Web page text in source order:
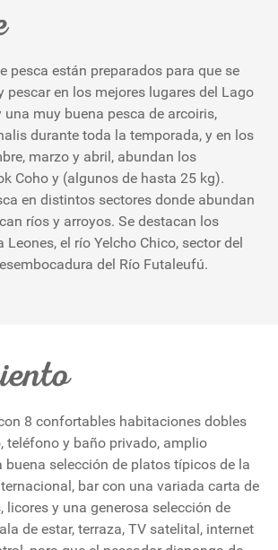
pesca están preparados para que se
pescar en los mejores lugares del Lago
una muy buena pesca de arcoiris,
durante toda la temporada, y en los
marzo y abril, abundan los
Coho y (algunos de hasta 25 kg).
en distintos sectores donde abundan
ríos y arroyos. Se destacan los
Leones, el río Yelcho Chico, sector del
del Río Futaleufú.
8 confortables habitaciones dobles
teléfono y baño privado, amplio
buena selección de platos típicos de la
bar con una variada carta de
licores y una generosa selección de
de estar, terraza, TV satelital, internet